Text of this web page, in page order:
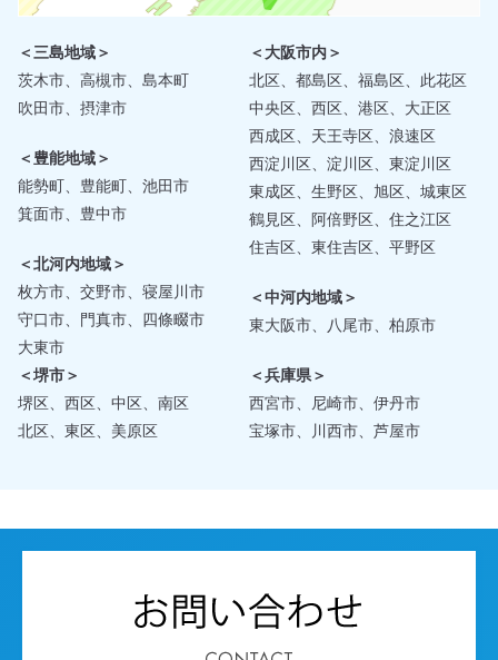
＜三島地域＞
茨木市、高槻市、島本町
吹田市、摂津市
＜豊能地域＞
能勢町、豊能町、池田市
箕面市、豊中市
＜北河内地域＞
枚方市、交野市、寝屋川市
守口市、門真市、四條畷市
大東市
＜大阪市内＞
北区、都島区、福島区、此花区
中央区、西区、港区、大正区
西成区、天王寺区、浪速区
西淀川区、淀川区、東淀川区
東成区、生野区、旭区、城東区
鶴見区、阿倍野区、住之江区
住吉区、東住吉区、平野区
＜中河内地域＞
東大阪市、八尾市、柏原市
＜堺市＞
堺区、西区、中区、南区
北区、東区、美原区
＜兵庫県＞
西宮市、尼崎市、伊丹市
宝塚市、川西市、芦屋市